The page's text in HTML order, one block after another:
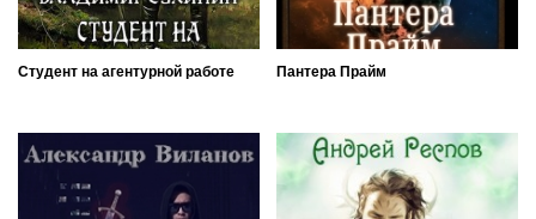
Студент на агентурной работе Пантера Прайм